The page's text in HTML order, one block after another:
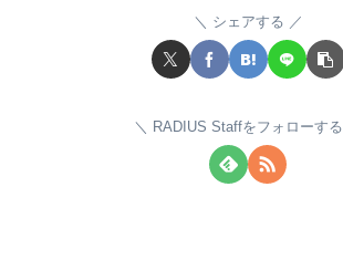
シェアする
RADIUS Staffをフォローする